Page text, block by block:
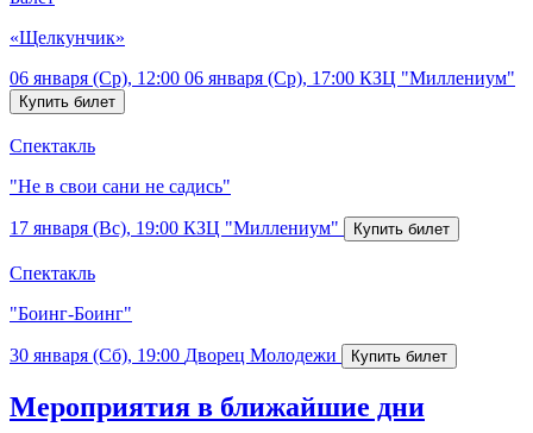
«Щелкунчик»
06 января (Ср), 12:00 06 января (Ср), 17:00 КЗЦ "Миллениум"
Спектакль
"Не в свои сани не садись"
17 января (Вс), 19:00 КЗЦ "Миллениум"
Спектакль
"Боинг-Боинг"
30 января (Сб), 19:00 Дворец Молодежи
Мероприятия в ближайшие дни